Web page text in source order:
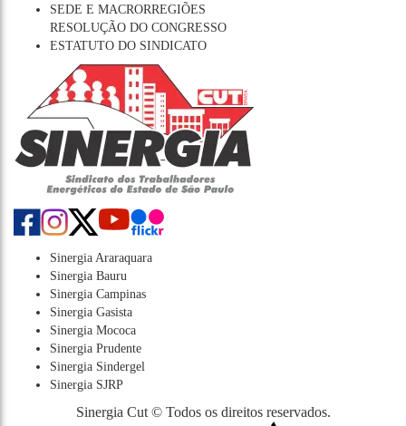
SEDE E MACRORREGIÕES
RESOLUÇÃO DO CONGRESSO
ESTATUTO DO SINDICATO
Sinergia Araraquara
Sinergia Bauru
Sinergia Campinas
Sinergia Gasista
Sinergia Mococa
Sinergia Prudente
Sinergia Sindergel
Sinergia SJRP
Sinergia Cut © Todos os direitos reservados.